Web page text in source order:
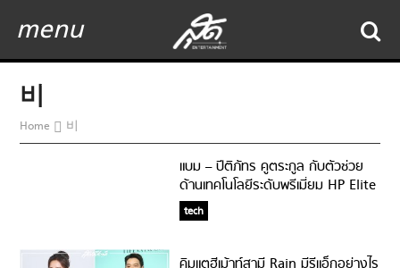
menu
비
Home 비
แบม – ปีติภัทร คูตระกูล กับตัวช่วย
ด้านเทคโนโลยีระดับพรีเมี่ยม HP Elite
Dragonfly
tech